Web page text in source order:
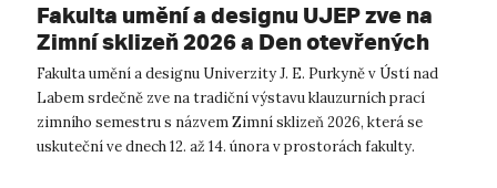
Fakulta umění a designu UJEP zve na
Zimní sklizeň 2026 a Den otevřených
dveří
Fakulta umění a designu Univerzity J. E. Purkyně v Ústí nad
Labem srdečně zve na tradiční výstavu klauzurních prací
zimního semestru s názvem Zimní sklizeň 2026, která se
uskuteční ve dnech 12. až 14. února v prostorách fakulty.